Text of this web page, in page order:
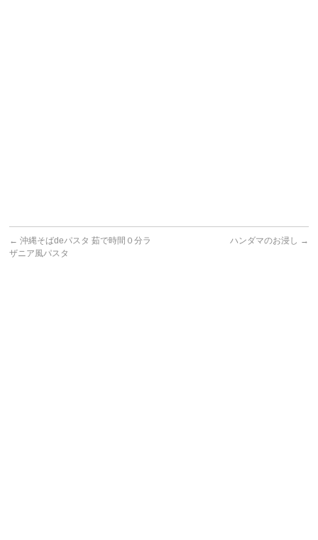
← 沖縄そばdeパスタ 茹で時間０分ラ
ザニア風パスタ
ハンダマのお浸し →